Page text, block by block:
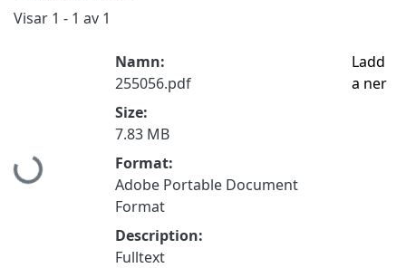
Visar 1 - 1 av 1
Hämtar...
Namn:
255056.pdf
Size:
7.83 MB
Format:
Adobe Portable Document
Format
Description:
Fulltext
Ladd
a ner